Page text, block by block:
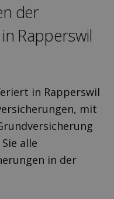
der
Rapperswil
in Rapperswil
mit
alle
in der